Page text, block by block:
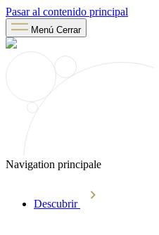
Pasar al contenido principal
Menú Cerrar
Navigation principale
Descubrir